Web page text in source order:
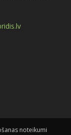
noteikumi